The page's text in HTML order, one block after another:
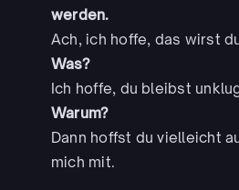
werden.
Ach, ich hoffe, das wirst
Was?
Ich hoffe, du bleibst
Warum?
Dann hoffst du vielleicht
mich mit.